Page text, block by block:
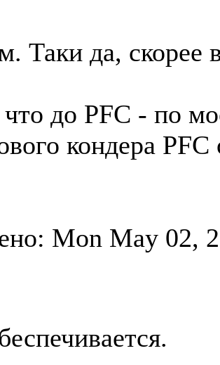
Таки да, скорее
до PFC - по
кондера
Mon May 02,